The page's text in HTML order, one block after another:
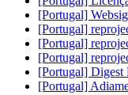
[Portugal]
[Portugal]
[Portugal]
[Portugal]
[Portugal] Digest
[Portugal]